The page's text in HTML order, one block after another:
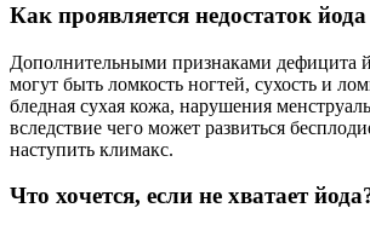
Как проявляется недостаток
Дополнительными признаками дефицита
могут быть ломкость ногтей, сухость и
бледная сухая кожа, нарушения
вследствие чего может развиться
наступить климакс.
Что хочется, если не хватает